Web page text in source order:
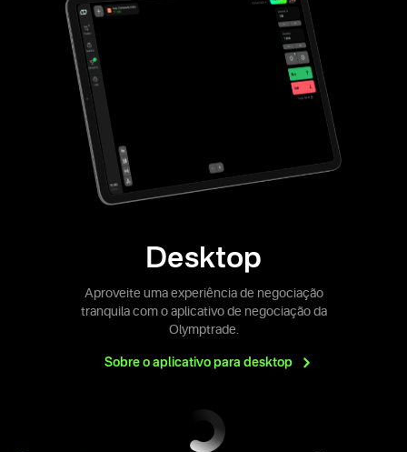
Desktop
Aproveite uma experiência de negociação
tranquila com o aplicativo de negociação da
Olymptrade.
Sobre o aplicativo para desktop